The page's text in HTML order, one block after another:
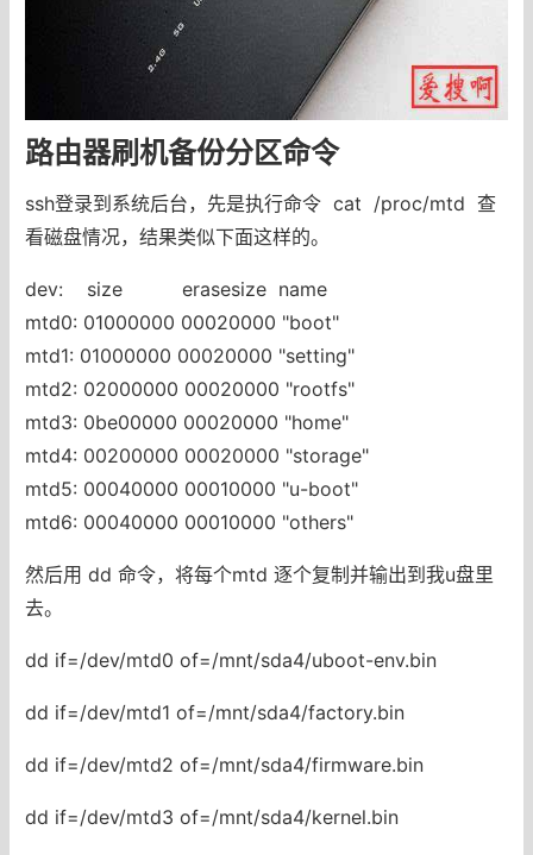
路由器刷机备份分区命令
ssh登录到系统后台，先是执行命令 cat /proc/mtd 查
看磁盘情况，结果类似下面这样的。
dev: size erasesize name
mtd0: 01000000 00020000 "boot"
mtd1: 01000000 00020000 "setting"
mtd2: 02000000 00020000 "rootfs"
mtd3: 0be00000 00020000 "home"
mtd4: 00200000 00020000 "storage"
mtd5: 00040000 00010000 "u-boot"
mtd6: 00040000 00010000 "others"
然后用 dd 命令，将每个mtd 逐个复制并输出到我u盘里
去。
dd if=/dev/mtd0 of=/mnt/sda4/uboot-env.bin
dd if=/dev/mtd1 of=/mnt/sda4/factory.bin
dd if=/dev/mtd2 of=/mnt/sda4/firmware.bin
dd if=/dev/mtd3 of=/mnt/sda4/kernel.bin